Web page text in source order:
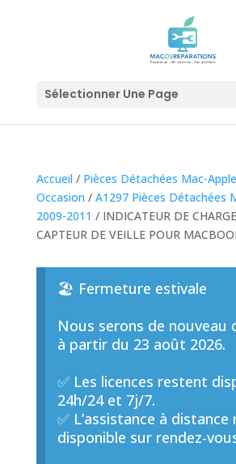
Sélectionner Une Page
Accueil / Pièces Détachées Mac-Apple
Occasion / A1297 Pièces Détachées
2009-2011 / INDICATEUR DE
CAPTEUR DE VEILLE POUR
🏖️ Fermeture estivale
Nous serons de nouveau
à partir du 23 août 2026.
✅ Les licences restent
24h/24 et 7j/7.
✅ L’assistance à distance
disponible sur rendez-